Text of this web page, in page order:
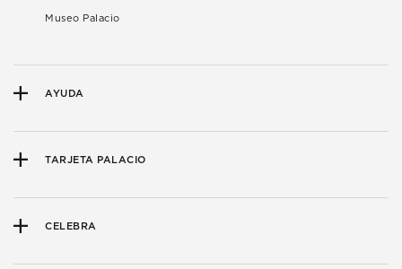
Museo Palacio
AYUDA
TARJETA PALACIO
CELEBRA